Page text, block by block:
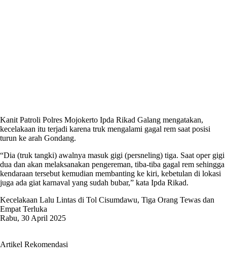
Kanit Patroli Polres Mojokerto Ipda Rikad Galang mengatakan,
kecelakaan itu terjadi karena truk mengalami gagal rem saat posisi
turun ke arah Gondang.
“Dia (truk tangki) awalnya masuk gigi (persneling) tiga. Saat oper gigi
dua dan akan melaksanakan pengereman, tiba-tiba gagal rem sehingga
kendaraan tersebut kemudian membanting ke kiri, kebetulan di lokasi
juga ada giat karnaval yang sudah bubar,” kata Ipda Rikad.
Kecelakaan Lalu Lintas di Tol Cisumdawu, Tiga Orang Tewas dan
Empat Terluka
Rabu, 30 April 2025
Artikel Rekomendasi